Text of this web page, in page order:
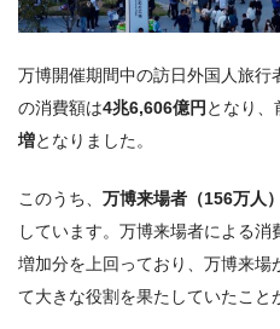
万博開催期間中の訪日外国人旅行
の消費額は4兆6,606億円となり、
増となりました。
このうち、 万博来場者（156万人
しています。万博来場者による
増加分を上回っており、万博来
て大きな役割を果たしていたこと